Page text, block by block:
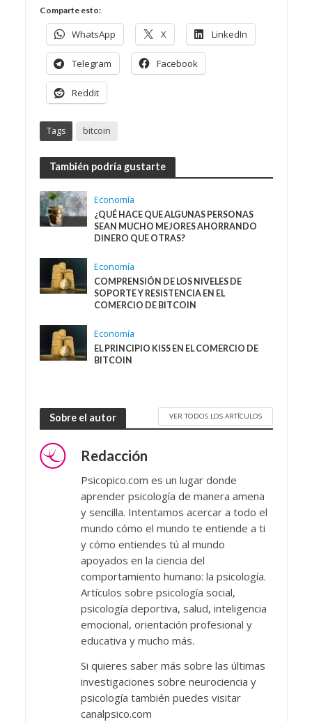
Comparte esto:
WhatsApp X LinkedIn
Telegram Facebook
Reddit
Tags bitcoin
También podría gustarte
Economía
¿QUÉ HACE QUE ALGUNAS PERSONAS
SEAN MUCHO MEJORES AHORRANDO
DINERO QUE OTRAS?
Economía
COMPRENSIÓN DE LOS NIVELES DE
SOPORTE Y RESISTENCIA EN EL
COMERCIO DE BITCOIN
Economía
EL PRINCIPIO KISS EN EL COMERCIO DE
BITCOIN
Sobre el autor VER TODOS LOS ARTÍCULOS
Redacción
Psicopico.com es un lugar donde
aprender psicología de manera amena
y sencilla. Intentamos acercar a todo el
mundo cómo el mundo te entiende a ti
y cómo entiendes tú al mundo
apoyados en la ciencia del
comportamiento humano: la psicología.
Artículos sobre psicología social,
psicología deportiva, salud, inteligencia
emocional, orientación profesional y
educativa y mucho más.
Si quieres saber más sobre las últimas
investigaciones sobre neurociencia y
psicología también puedes visitar
canalpsico.com